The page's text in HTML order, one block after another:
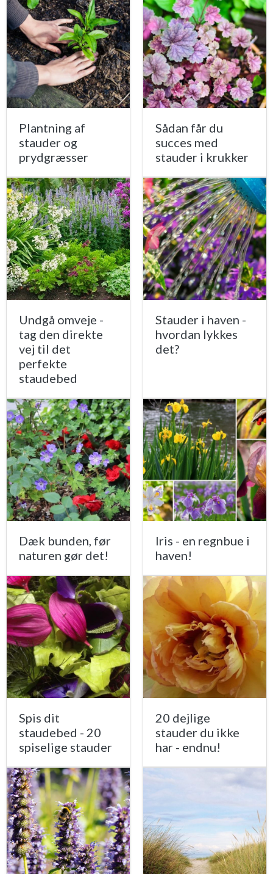
Plantning af
stauder og
prydgræsser
Sådan får du
succes med
stauder i krukker
Undgå omveje -
tag den direkte
vej til det
perfekte
staudebed
Stauder i haven -
hvordan lykkes
det?
Dæk bunden, før
naturen gør det!
Iris - en regnbue i
haven!
Spis dit
staudebed - 20
spiselige stauder
20 dejlige
stauder du ikke
har - endnu!